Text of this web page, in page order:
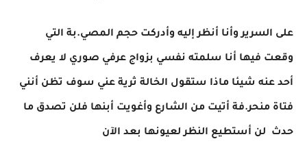
على السرير وأنا أنظر إليه وأدركت حجم المصي.بة التي
وقعت فيها أنا سلمته نفسي بزواج عرفي صوري لا يعرف
أحد عنه شيئا ماذا ستقول الخالة ثرية عني سوف تظن أنني
فتاة منحر.فة أتيت من الشارع وأغويت أبنها فلن تصدق ما
حدث لن أستطيع النظر لعيونها بعد الآن